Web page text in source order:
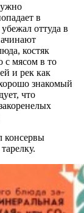
в
оттуда в
костяк
с мясом в то
и рек как
знакомый
что
консервы